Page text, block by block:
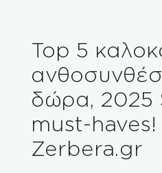
Top 5
δώρα, 2025
must-haves! |
Zerbera.gr